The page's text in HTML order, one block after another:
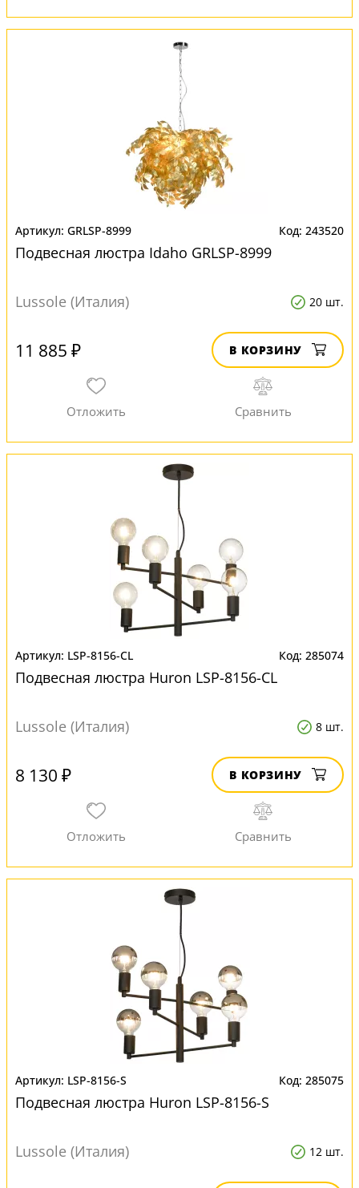
GRLSP-8999 243520
Подвесная люстра Idaho GRLSP-8999
Lussole (Италия) 20 шт.
11 885 ₽ В КОРЗИНУ
LSP-8156-CL 285074
Подвесная люстра Huron LSP-8156-CL
Lussole (Италия) 8 шт.
8 130 ₽ В КОРЗИНУ
LSP-8156-S 285075
Подвесная люстра Huron LSP-8156-S
Lussole (Италия) 12 шт.